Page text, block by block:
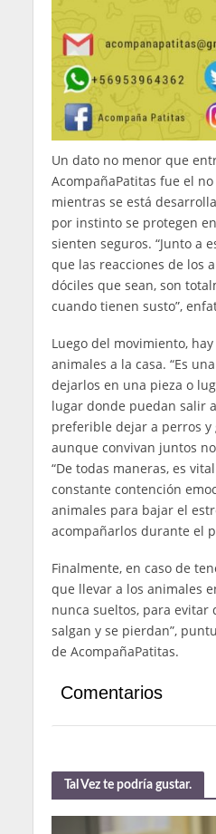
Un dato no menor que
AcompañaPatitas fue el
mientras se está
por instinto se protegen
sienten seguros. “Junto a
que las reacciones de los
dóciles que sean, son
cuando tienen susto”,
Luego del movimiento,
animales a la casa. “Es
dejarlos en una pieza o
lugar donde puedan salir
preferible dejar a perros y
aunque convivan juntos
“De todas maneras, es
constante contención
animales para bajar el
acompañarlos durante el
Finalmente, en caso de
que llevar a los animales
nunca sueltos, para evitar
salgan y se pierdan”,
de AcompañaPatitas.
Comentarios
Tal Vez te podría gustar.